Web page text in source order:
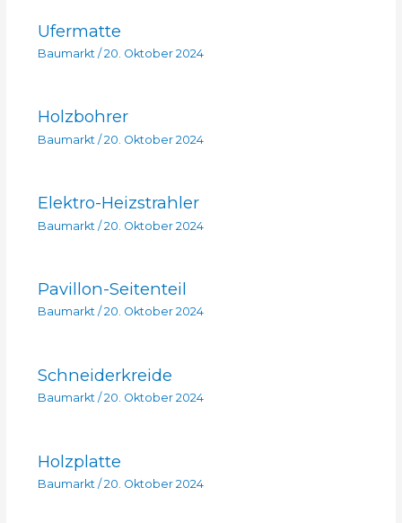
Ufermatte
Baumarkt / 20. Oktober 2024
Holzbohrer
Baumarkt /20. Oktober 2024
Elektro-Heizstrahler
Baumarkt /20. Oktober 2024
Pavillon-Seitenteil
Baumarkt/ 20. Oktober 2024
Schneiderkreide
Baumarkt/ 20. Oktober 2024
Holzplatte
Baumarkt / 20. Oktober 2024